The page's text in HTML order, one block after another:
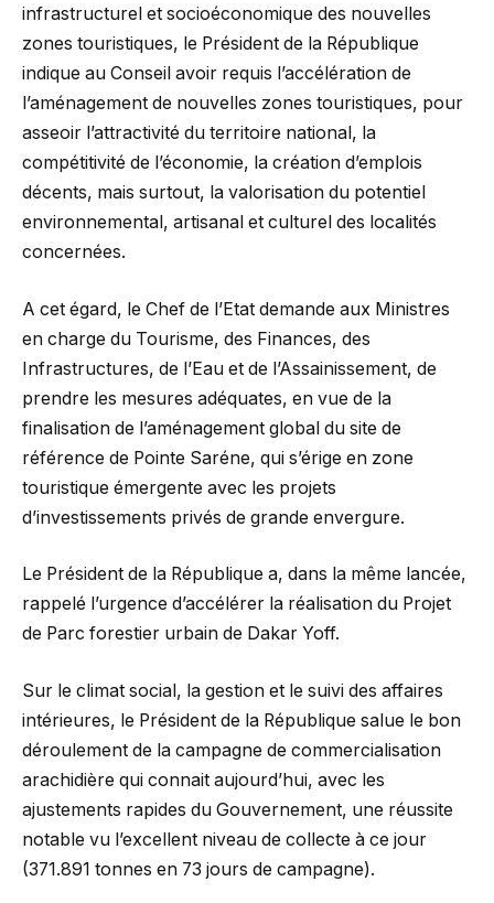
infrastructurel et socioéconomique des nouvelles
zones touristiques, le Président de la République
indique au Conseil avoir requis l’accélération de
l’aménagement de nouvelles zones touristiques, pour
asseoir l’attractivité du territoire national, la
compétitivité de l’économie, la création d’emplois
décents, mais surtout, la valorisation du potentiel
environnemental, artisanal et culturel des localités
concernées.
A cet égard, le Chef de l’Etat demande aux Ministres
en charge du Tourisme, des Finances, des
Infrastructures, de l’Eau et de l’Assainissement, de
prendre les mesures adéquates, en vue de la
finalisation de l’aménagement global du site de
référence de Pointe Saréne, qui s’érige en zone
touristique émergente avec les projets
d’investissements privés de grande envergure.
Le Président de la République a, dans la même lancée,
rappelé l’urgence d’accélérer la réalisation du Projet
de Parc forestier urbain de Dakar Yoff.
Sur le climat social, la gestion et le suivi des affaires
intérieures, le Président de la République salue le bon
déroulement de la campagne de commercialisation
arachidière qui connait aujourd’hui, avec les
ajustements rapides du Gouvernement, une réussite
notable vu l’excellent niveau de collecte à ce jour
(371.891 tonnes en 73 jours de campagne).